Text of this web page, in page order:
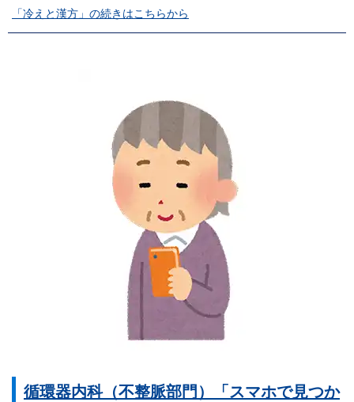
「冷えと漢方」の続きはこちらから
循環器内科（不整脈部門）「スマホで見つか